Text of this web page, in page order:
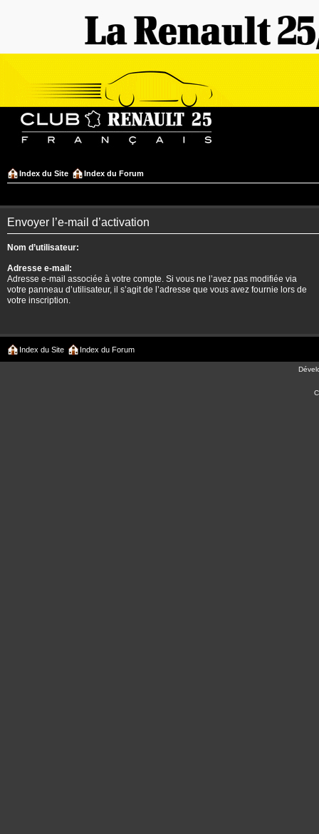
Index du Site Index du Forum
Envoyer l’e-mail d’activation
Nom d’utilisateur:
Adresse e-mail:
Adresse e-mail associée à votre compte. Si vous ne l’avez pas modifiée via
votre panneau d’utilisateur, il s’agit de l’adresse que vous avez fournie lors de
votre inscription.
Index du Site Index du Forum